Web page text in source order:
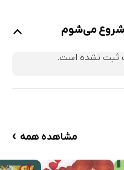
شروع می‌شوم
ثبت نشده است.
مشاهده همه ›